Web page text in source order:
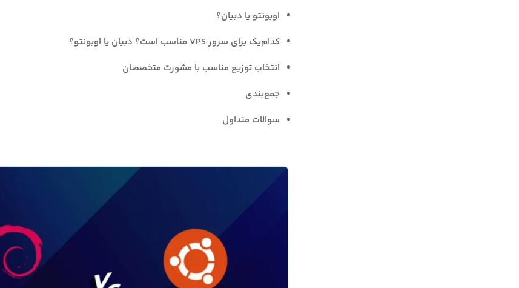
اوبونتو یا دبیان؟
‌کدام‌یک برای سرور VPS مناسب است؟ دبیان یا اوبونتو؟
انتخاب توزیع مناسب با مشورت متخصصان
جمع‌بندی
سوالات متداول